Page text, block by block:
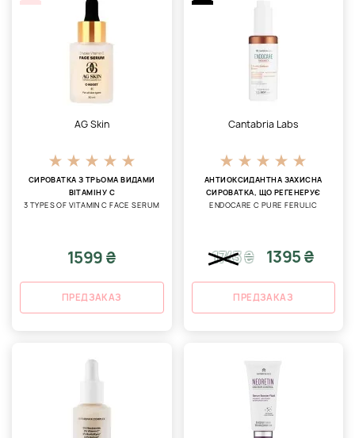
AG Skin
СИРОВАТКА З ТРЬОМА ВИДАМИ
ВІТАМІНУ C
3 TYPES OF VITAMIN C FACE SERUM
1599 ₴
ПРЕДЗАКАЗ
Cantabria Labs
АНТИОКСИДАНТНА ЗАХИСНА
СИРОВАТКА, ЩО РЕГЕНЕРУЄ
ENDOCARE C PURE FERULIC
1743₴ 1395 ₴
ПРЕДЗАКАЗ